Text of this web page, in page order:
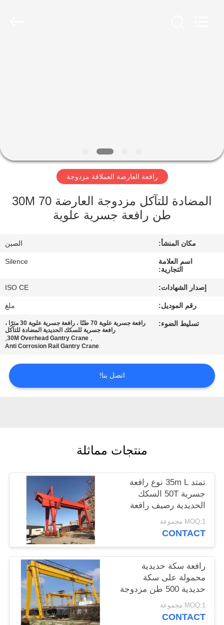
عنا
في
مراقبة
الجودة
اقتباس
رافعة العارضة العملاقة مزدوجة
المضادة للتآكل مزدوجة العارضة 30M 70
طن رافعة جسرية علوية
مكان المنشأ: الصين
اسم العلامة
التجارية:
Silence
إصدار الشهادات: ISO CE
رقم الموديل: ملغ
تسليط الضوء:
رافعة جسرية علوية 70 طنًا ، رافعة جسرية علوية 30 مترًا ،
رافعة جسرية للسكك الحديدية المضادة للتآكل
,
30M Overhead Gantry Crane
,
Anti Corrosion Rail Gantry Crane
اتصل بنا!
منتجات مماثلة
تمتد 35m L نوع رافعة
جسرية 50T السكك
الحديدية رصيف رافعة
MOQ:1 مجموعة
CONTACT
رافعة سكة حديدية
محمولة على سكة
حديدية 500 طن مزدوجة
واجب العمل
MOQ:1 مجموعة
CONTACT